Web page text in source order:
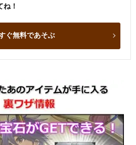
ね！
ぐ無料であそぶ